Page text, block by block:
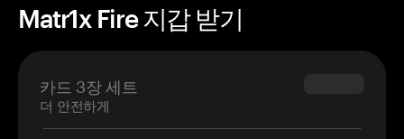
Matr1x Fire 지갑 받기
카드 3장 세트
더 안전하게
$69.90